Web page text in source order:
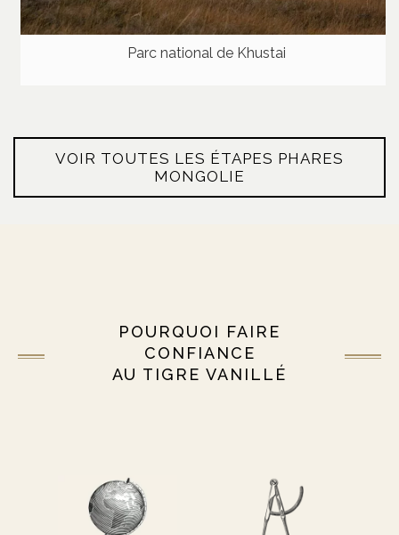
Parc national de Khustai
VOIR TOUTES LES ÉTAPES PHARES
MONGOLIE
POURQUOI FAIRE
CONFIANCE
AU TIGRE VANILLÉ